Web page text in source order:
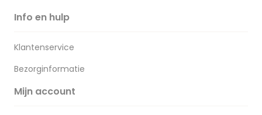
Info en hulp
Klantenservice
Bezorginformatie
Mijn account